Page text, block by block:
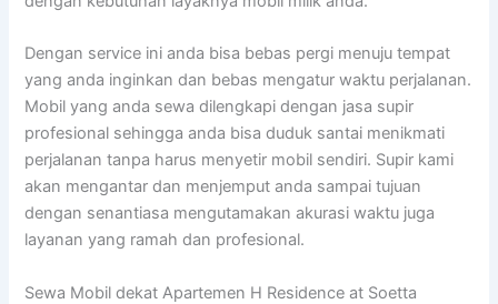
Dengan service ini anda bisa bebas pergi menuju tempat
yang anda inginkan dan bebas mengatur waktu perjalanan.
Mobil yang anda sewa dilengkapi dengan jasa supir
profesional sehingga anda bisa duduk santai menikmati
perjalanan tanpa harus menyetir mobil sendiri. Supir kami
akan mengantar dan menjemput anda sampai tujuan
dengan senantiasa mengutamakan akurasi waktu juga
layanan yang ramah dan profesional.
Sewa Mobil dekat Apartemen H Residence at Soetta